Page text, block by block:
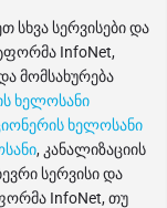
სხვა სერვისები და
InfoNet,
მომსახურება
ხელოსანი
ხელოსანი
, კანალიზაციის
სერვისი და
InfoNet, თუ